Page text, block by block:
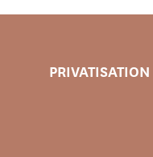
PRIVATISATION